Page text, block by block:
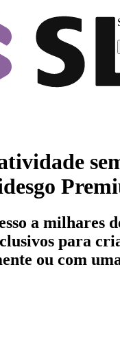
a milhares
para
ou com